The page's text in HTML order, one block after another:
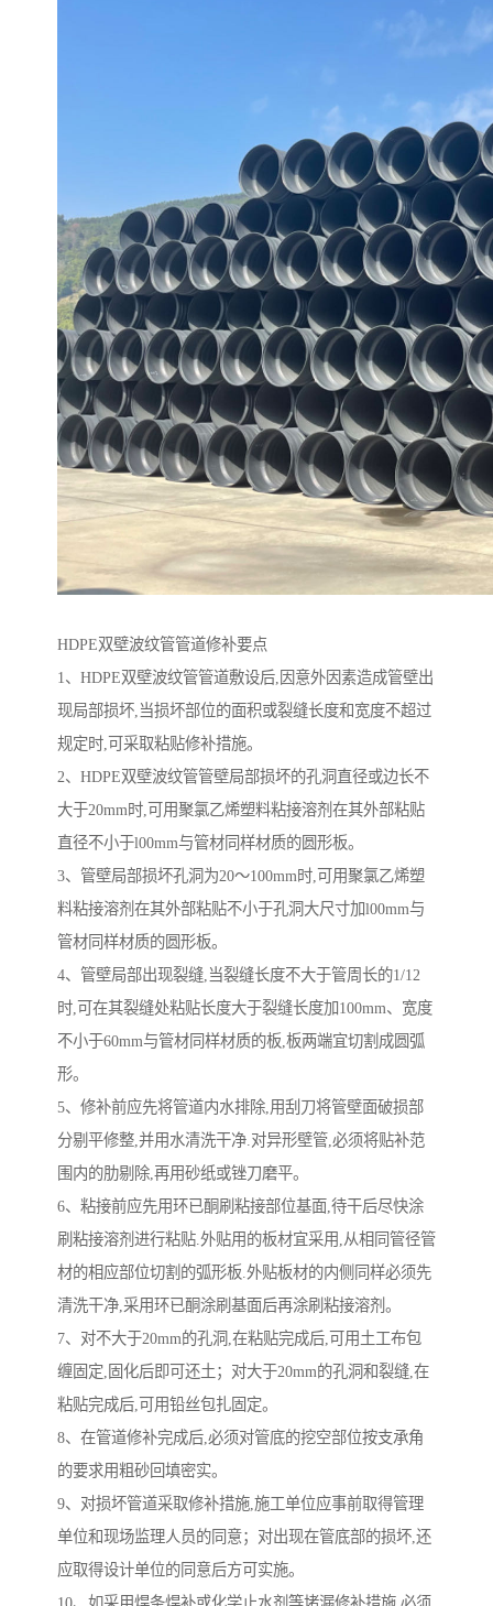
HDPE双壁波纹管管道修补要点
1、HDPE双壁波纹管管道敷设后,因意外因素造成管壁出
现局部损坏,当损坏部位的面积或裂缝长度和宽度不超过
规定时,可采取粘贴修补措施。
2、HDPE双壁波纹管管壁局部损坏的孔洞直径或边长不
大于20mm时,可用聚氯乙烯塑料粘接溶剂在其外部粘贴
直径不小于l00mm与管材同样材质的圆形板。
3、管壁局部损坏孔洞为20～100mm时,可用聚氯乙烯塑
料粘接溶剂在其外部粘贴不小于孔洞大尺寸加l00mm与
管材同样材质的圆形板。
4、管壁局部出现裂缝,当裂缝长度不大于管周长的1/12
时,可在其裂缝处粘贴长度大于裂缝长度加100mm、宽度
不小于60mm与管材同样材质的板,板两端宜切割成圆弧
形。
5、修补前应先将管道内水排除,用刮刀将管壁面破损部
分剔平修整,并用水清洗干净.对异形壁管,必须将贴补范
围内的肋剔除,再用砂纸或锉刀磨平。
6、粘接前应先用环已酮刷粘接部位基面,待干后尽快涂
刷粘接溶剂进行粘贴.外贴用的板材宜采用,从相同管径管
材的相应部位切割的弧形板.外贴板材的内侧同样必须先
清洗干净,采用环已酮涂刷基面后再涂刷粘接溶剂。
7、对不大于20mm的孔洞,在粘贴完成后,可用土工布包
缠固定,固化后即可还土；对大于20mm的孔洞和裂缝,在
粘贴完成后,可用铅丝包扎固定。
8、在管道修补完成后,必须对管底的挖空部位按支承角
的要求用粗砂回填密实。
9、对损坏管道采取修补措施,施工单位应事前取得管理
单位和现场监理人员的同意；对出现在管底部的损坏,还
应取得设计单位的同意后方可实施。